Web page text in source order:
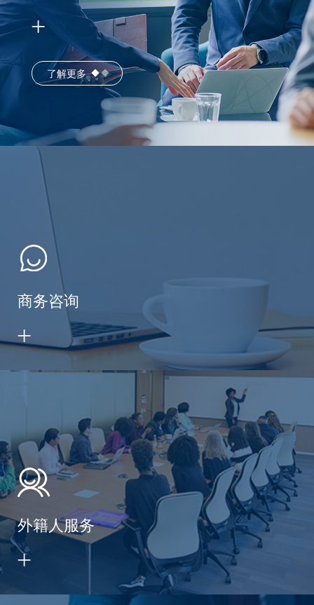
了解更多
商务咨询
外籍人服务